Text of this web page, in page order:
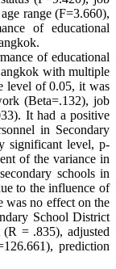
range (F=3.660),
of educational
of educational
with multiple
level of 0.05, it was
(Beta=.132), job
It had a positive
in Secondary
significant level, p-
of the variance in
schools in
to the influence of
was no effect on the
School District
= .835), adjusted
prediction